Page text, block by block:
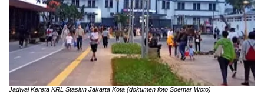
Jadwal Kereta KRL Stasiun Jakarta Kota (dokumen foto Soemar Woto)